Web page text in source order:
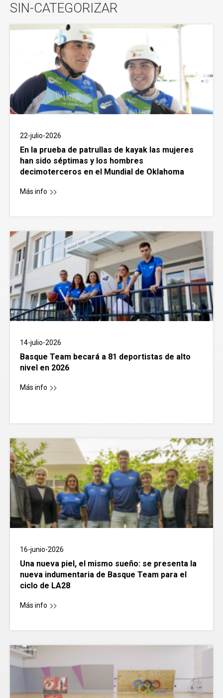
SIN-CATEGORIZAR
22-julio-2026
En la prueba de patrullas de kayak las mujeres
han sido séptimas y los hombres
decimoterceros en el Mundial de Oklahoma
Más info
14-julio-2026
Basque Team becará a 81 deportistas de alto
nivel en 2026
Más info
16-junio-2026
Una nueva piel, el mismo sueño: se presenta la
nueva indumentaria de Basque Team para el
ciclo de LA28
Más info